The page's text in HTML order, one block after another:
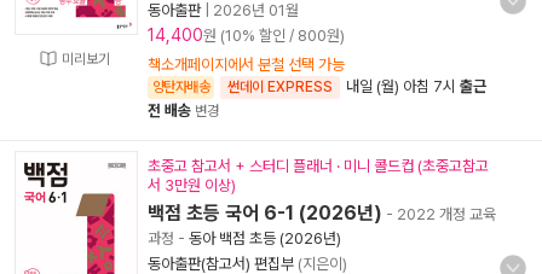
미리보기
동아출판| 2026년 01월
14,400원 (10% 할인 / 800원)
책소개페이지에서 분철 선택 가능
양탄자배송 썬데이 EXPRESS 내일 (월) 아침 7시 출근
전 배송 변경
초중고 참고서 + 스터디 플래너 · 미니 콜드컵 (초중고참고
서 3만원 이상)
백점 초등 국어 6-1 (2026년) - 2022 개정 교육
과정 - 동아 백점 초등 (2026년)
동아출판(참고서) 편집부 (지은이)